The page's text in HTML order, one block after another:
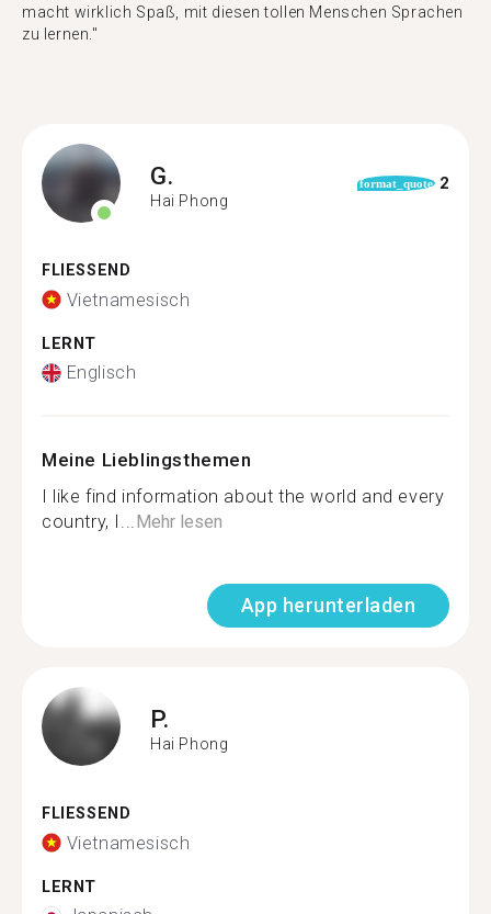
macht wirklich Spaß, mit diesen tollen Menschen Sprachen
zu lernen."
G.
Hai Phong
format_quote 2
FLIESSEND
Vietnamesisch
LERNT
Englisch
Meine Lieblingsthemen
I like find information about the world and every
country, I...Mehr lesen
App herunterladen
P.
Hai Phong
FLIESSEND
Vietnamesisch
LERNT